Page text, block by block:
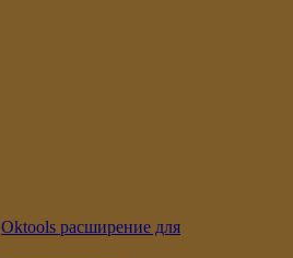
Oktools расширение для